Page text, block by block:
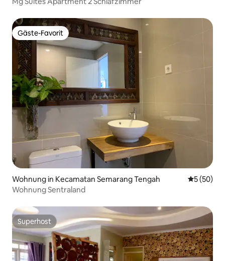
Gäste-Favorit
Gäste-Favorit
Wohnung in Kecamatan Semarang Tengah
5 (50)
Wohnung Sentraland
Superhost
Superhost